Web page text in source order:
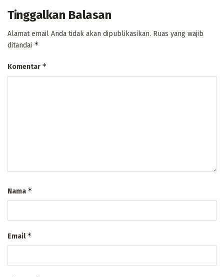
Tinggalkan Balasan
Alamat email Anda tidak akan dipublikasikan. Ruas yang wajib
ditandai *
Komentar *
Nama *
Email*